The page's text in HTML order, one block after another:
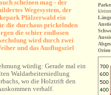
scheinen mag - der
Wegesystem, der
Pfälzerwald ein
die durchaus prickelnden
die schier endlosen
wird durch zwei
und das Ausflugsziel
würdig: Gerade mal ein
Waldarbeitersiedlung
wo die Holztrift den
verhalf.